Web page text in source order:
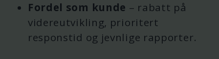
Fordel som kunde – rabatt på
videreutvikling, prioritert
responstid og jevnlige rapporter.